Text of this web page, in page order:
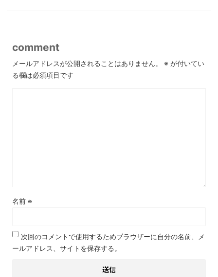
comment
メールアドレスが公開されることはありません。 ※ が付いてい
る欄は必須項目です
名前 ※
次回のコメントで使用するためブラウザーに自分の名前、メ
ールアドレス、サイトを保存する。